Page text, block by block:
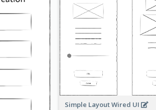
Simple Layout Wired UI